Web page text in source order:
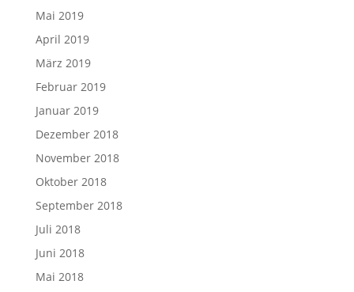
Mai 2019
April 2019
März 2019
Februar 2019
Januar 2019
Dezember 2018
November 2018
Oktober 2018
September 2018
Juli 2018
Juni 2018
Mai 2018